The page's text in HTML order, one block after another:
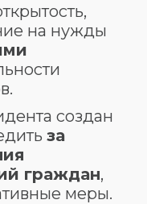
на нужды
создан
за
граждан,
меры.